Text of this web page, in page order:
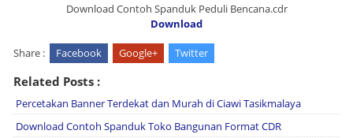
Download Contoh Spanduk Peduli Bencana.cdr
Download
Share : Facebook Google+ Twitter
Related Posts :
Percetakan Banner Terdekat dan Murah di Ciawi Tasikmalaya
Download Contoh Spanduk Toko Bangunan Format CDR